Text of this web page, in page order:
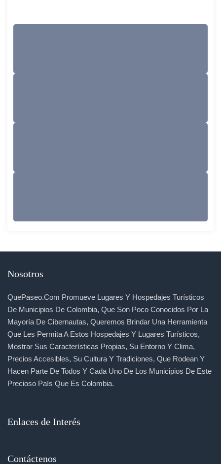
Nosotros
QuePaseo.com Promueve Lugares Y Hospedajes Turísticos
De Municipios De Colombia, Que Son Poco Conocidos Por La
Mayoría De Cibernautas, Queremos Brindar Una Herramienta
Que Les Permita A Estos Hospedajes Y Lugares Turísticos,
Mostrar Sus Características Propias, Su Entorno Y Clima,
Precios Accesibles, Su Cultura Y Tradiciones, Que Rodean Y
Hacen Parte De Todos Y Cada Uno De Los Municipios De Este
Precioso País Que Es Colombia.
Enlaces de Interés
Contáctenos